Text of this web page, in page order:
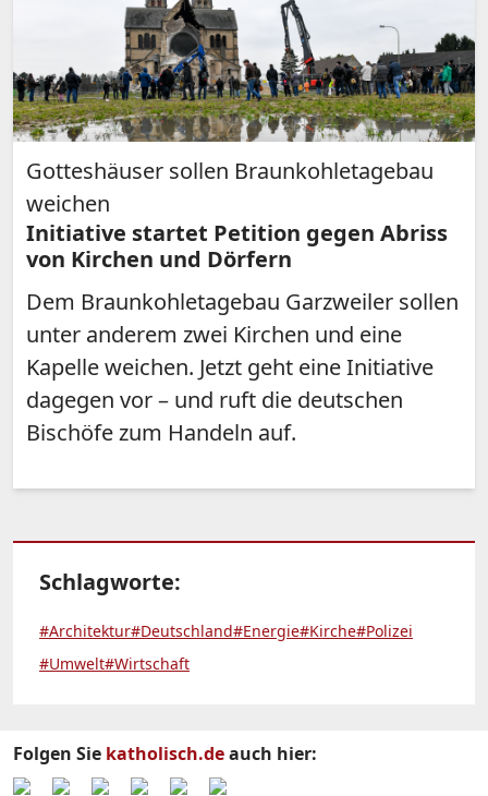
Gotteshäuser sollen Braunkohletagebau
weichen
Initiative startet Petition gegen Abriss
von Kirchen und Dörfern
Dem Braunkohletagebau Garzweiler sollen
unter anderem zwei Kirchen und eine
Kapelle weichen. Jetzt geht eine Initiative
dagegen vor – und ruft die deutschen
Bischöfe zum Handeln auf.
Schlagworte:
#Architektur#Deutschland#Energie#Kirche#Polizei
#Umwelt#Wirtschaft
Folgen Sie katholisch.deauch hier: